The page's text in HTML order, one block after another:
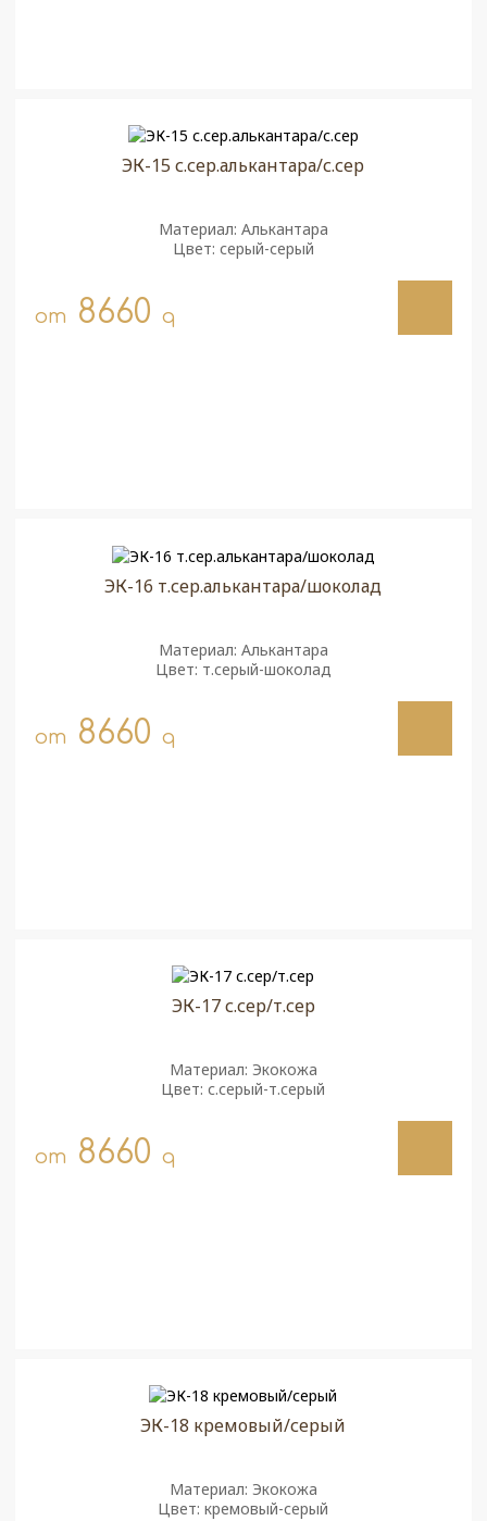
ЭК-15 с.сер.алькантара/с.сер
Материал: Алькантара
Цвет: серый-серый
от 8660 q
ЭК-16 т.сер.алькантара/шоколад
Материал: Алькантара
Цвет: т.серый-шоколад
от 8660 q
ЭК-17 с.сер/т.сер
Материал: Экокожа
Цвет: с.серый-т.серый
от 8660 q
ЭК-18 кремовый/серый
Материал: Экокожа
Цвет: кремовый-серый